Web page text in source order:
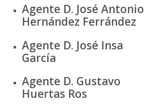
Agente D. José Antonio
Hernández Ferrández
Agente D. José Insa
García
Agente D. Gustavo
Huertas Ros